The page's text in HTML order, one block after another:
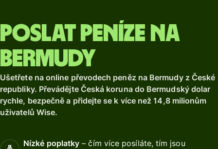
Poslat peníze na
Bermudy
Ušetřete na online převodech peněz na Bermudy z České
republiky. Převádějte Česká koruna do Bermudský dolar
rychle, bezpečně a přidejte se k více než 14,8 milionům
uživatelů Wise.
Nízké poplatky – čím více posíláte, tím jsou